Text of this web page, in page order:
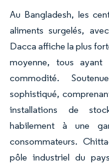
Au Bangladesh, les
aliments surgelés,
Dacca affiche la plus
moyenne, tous
commodité.
sophistiqué,
installations de
habilement à une
consommateurs.
pôle industriel du